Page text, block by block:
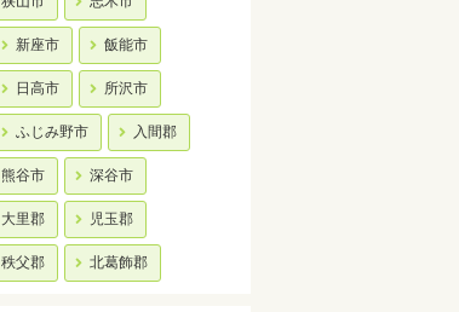
新座市 飯能市
日高市 所沢市
ふじみ野市 入間郡
熊谷市 深谷市
大里郡 児玉郡
秩父郡 北葛飾郡